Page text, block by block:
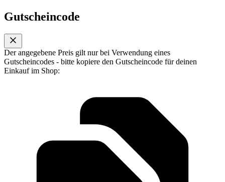
Gutscheincode
Der angegebene Preis gilt nur bei Verwendung eines
Gutscheincodes - bitte kopiere den Gutscheincode für deinen
Einkauf im Shop: